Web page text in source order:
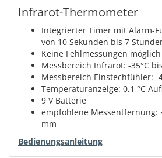
Infrarot-Thermometer
Integrierter Timer mit Alarm-
von 10 Sekunden bis 7
Keine Fehlmessungen möglich
Messbereich Infrarot: -35°C
Messbereich Einstechfühler: -
Temperaturanzeige: 0,1 °C
9 V Batterie
empfohlene Messentfernung:
mm
Bedienungsanleitung